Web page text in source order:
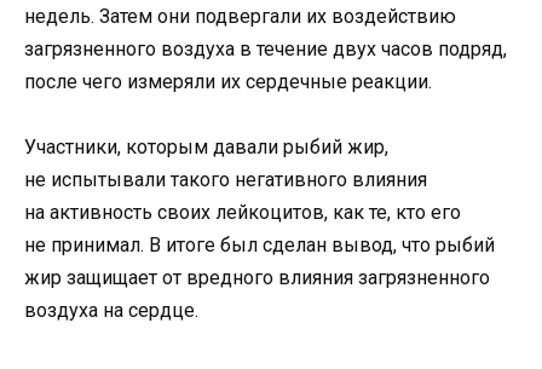
недель. Затем они подвергали их воздействию
загрязненного воздуха в течение двух часов подряд,
после чего измеряли их сердечные реакции.
Участники, которым давали рыбий жир,
не испытывали такого негативного влияния
на активность своих лейкоцитов, как те, кто его
не принимал. В итоге был сделан вывод, что рыбий
жир защищает от вредного влияния загрязненного
воздуха на сердце.